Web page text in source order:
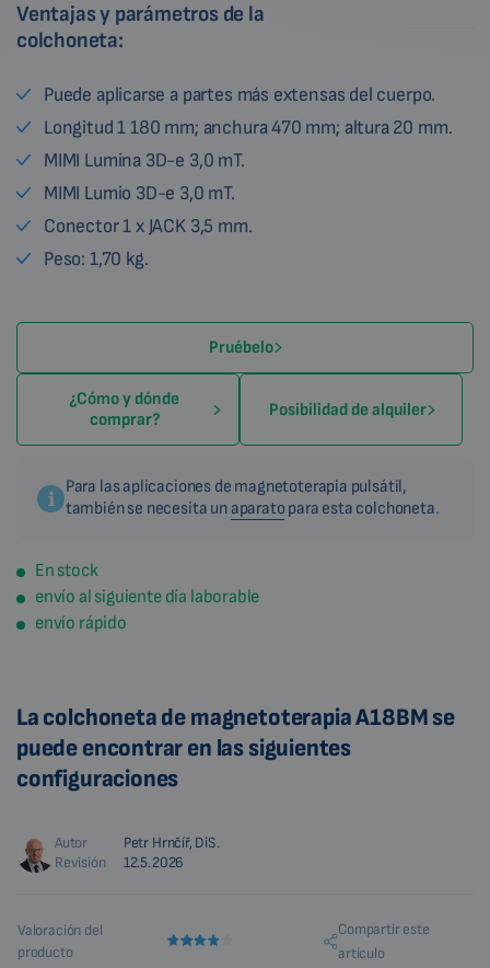
Ventajas y parámetros de la
colchoneta:
Puede aplicarse a partes más extensas del cuerpo.
Longitud 1 180 mm; anchura 470 mm; altura 20 mm.
MIMI Lumina 3D-e 3,0 mT.
MIMI Lumio 3D-e 3,0 mT.
Conector 1 x JACK 3,5 mm.
Peso: 1,70 kg.
Pruébelo
¿Cómo y dónde
comprar?
Posibilidad de alquiler
Para las aplicaciones de magnetoterapia pulsátil,
también se necesita un aparato para esta colchoneta.
En stock
envío al siguiente día laborable
envío rápido
La colchoneta de magnetoterapia A18BM se
puede encontrar en las siguientes
configuraciones
Autor
Petr Hrnčíř, DiS.
Revisión
12.5.2026
Valoración del
producto
Compartir este
artículo